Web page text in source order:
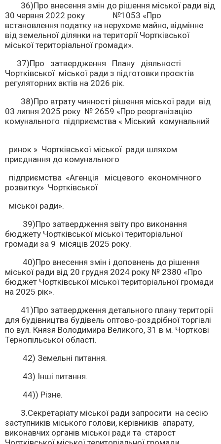
36)Про внесення змін до рішення міської ради від
30 червня 2022 року №1053 «Про
встановлення податку на нерухоме майно, відмінне
від земельної ділянки на території Чортківської
міської територіальної громади».
37)Про затвердження Плану діяльності
Чортківської міської ради з підготовки проєктів
регуляторних актів на 2026 рік.
38)Про втрату чинності рішення міської ради від
03 липня 2025 року № 2659 «Про реорганізацію
комунального підприємства « Міський комунальний
ринок » Чортківської міської ради шляхом
приєднання до комунального
підприємства «Агенція місцевого економічного
розвитку» Чортківської
міської ради».
39)Про затвердження звіту про виконання
бюджету Чортківської міської територіальної
громади за 9 місяців 2025 року.
40)Про внесення змін і доповнень до рішення
міської ради від 20 грудня 2024 року № 2380 «Про
бюджет Чортківської міської територіальної громади
на 2025 рік».
41)Про затвердження детального плану території
для будівництва будівель оптово-роздрібної торгівлі
по вул. Князя Володимира Великого, 31 в м. Чорткові
Тернопільської області.
42) Земельні питання.
43) Інші питання.
44)) Різне.
3.Секретаріату міської ради запросити на сесію
заступників міського голови, керівників апарату,
виконавчих органів міської ради та старост